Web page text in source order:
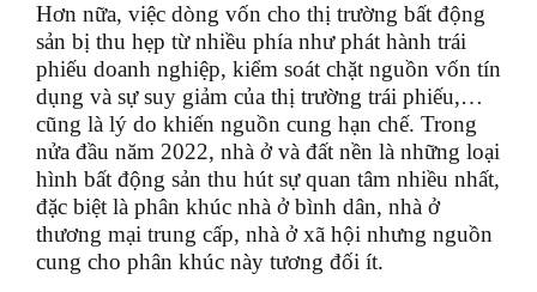
Hơn nữa, việc dòng vốn cho thị trường bất động
sản bị thu hẹp từ nhiều phía như phát hành trái
phiếu doanh nghiệp, kiểm soát chặt nguồn vốn tín
dụng và sự suy giảm của thị trường trái phiếu,…
cũng là lý do khiến nguồn cung hạn chế. Trong
nửa đầu năm 2022, nhà ở và đất nền là những loại
hình bất động sản thu hút sự quan tâm nhiều nhất,
đặc biệt là phân khúc nhà ở bình dân, nhà ở
thương mại trung cấp, nhà ở xã hội nhưng nguồn
cung cho phân khúc này tương đối ít.